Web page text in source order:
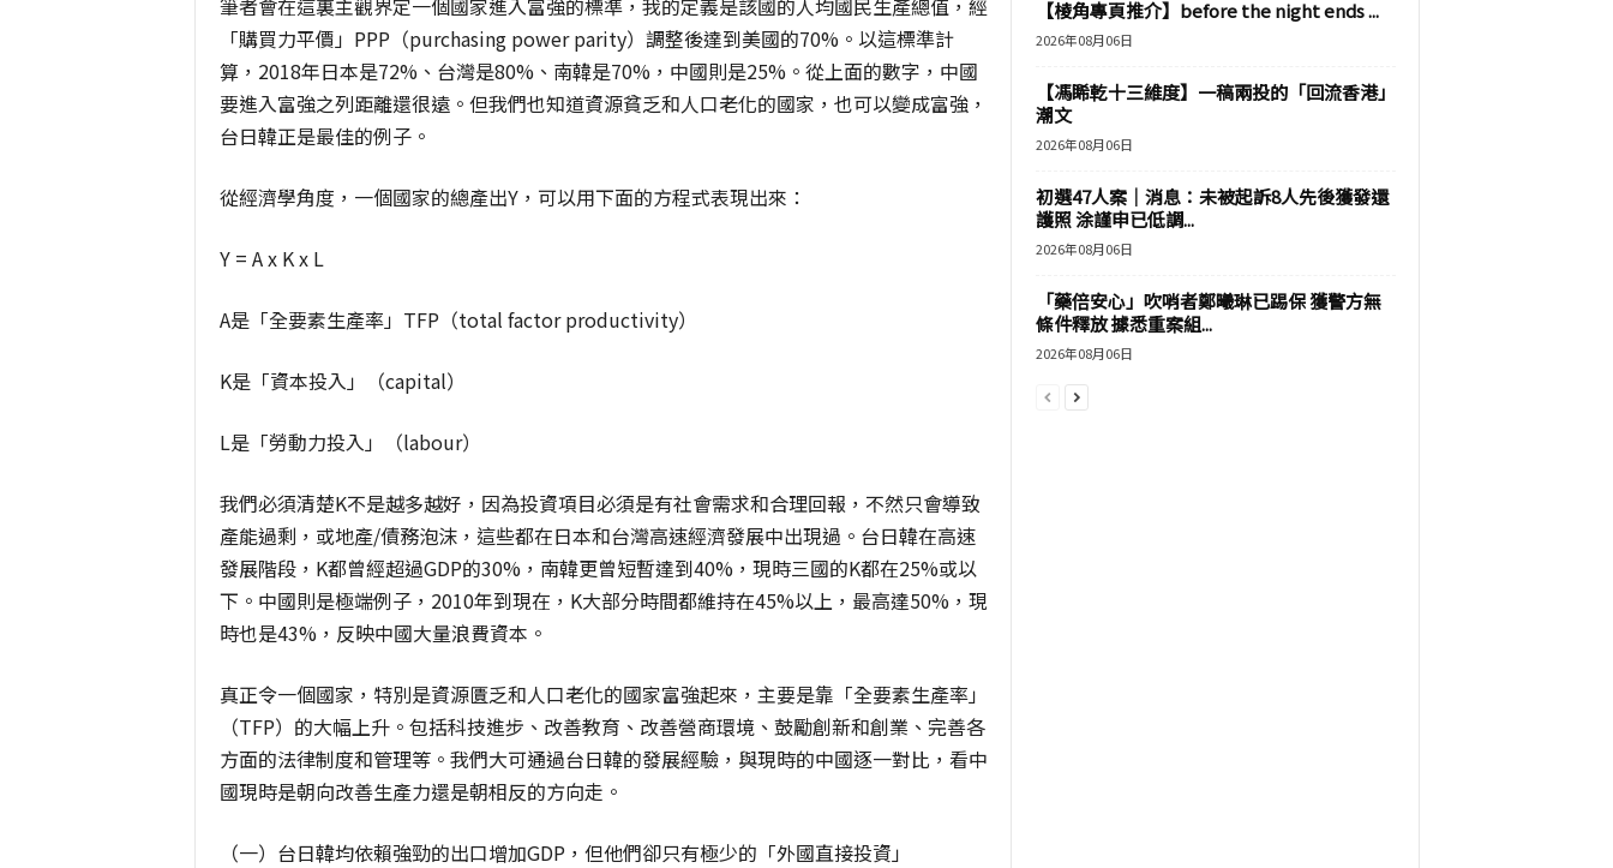
筆者會在這裏主觀界定一個國家進入富強的標準，我的定義是該國的人均國民生產總值，經
「購買力平價」PPP（purchasing power parity）調整後達到美國的70%。以這標準計
算，2018年日本是72%、台灣是80%、南韓是70%，中國則是25%。從上面的數字，中國
要進入富強之列距離還很遠。但我們也知道資源貧乏和人口老化的國家，也可以變成富強，
台日韓正是最佳的例子。
從經濟學角度，一個國家的總產出Y，可以用下面的方程式表現出來：
Y = A x K x L
A是「全要素生產率」TFP（total factor productivity）
K是「資本投入」（capital）
L是「勞動力投入」（labour）
我們必須清楚K不是越多越好，因為投資項目必須是有社會需求和合理回報，不然只會導致
產能過剩，或地產/債務泡沫，這些都在日本和台灣高速經濟發展中出現過。台日韓在高速
發展階段，K都曾經超過GDP的30%，南韓更曾短暫達到40%，現時三國的K都在25%或以
下。中國則是極端例子，2010年到現在，K大部分時間都維持在45%以上，最高達50%，現
時也是43%，反映中國大量浪費資本。
真正令一個國家，特別是資源匱乏和人口老化的國家富強起來，主要是靠「全要素生產率」
（TFP）的大幅上升。包括科技進步、改善教育、改善營商環境、鼓勵創新和創業、完善各
方面的法律制度和管理等。我們大可通過台日韓的發展經驗，與現時的中國逐一對比，看中
國現時是朝向改善生產力還是朝相反的方向走。
（一）台日韓均依賴強勁的出口增加GDP，但他們卻只有極少的「外國直接投資」
【棱角專頁推介】before the night ends ...
2026年08月06日
【馮睎乾十三維度】一稿兩投的「回流香港」
潮文
2026年08月06日
初選47人案｜消息：未被起訴8人先後獲發還
護照 涂謹申已低調...
2026年08月06日
「藥倍安心」吹哨者鄭曦琳已踢保 獲警方無
條件釋放 據悉重案組...
2026年08月06日